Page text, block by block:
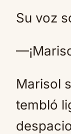
Su voz
Marisol
tembló